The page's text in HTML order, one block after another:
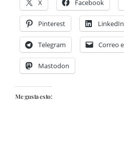
X Facebook
Pinterest LinkedIn
Telegram Correo
Mastodon
Me gusta esto: